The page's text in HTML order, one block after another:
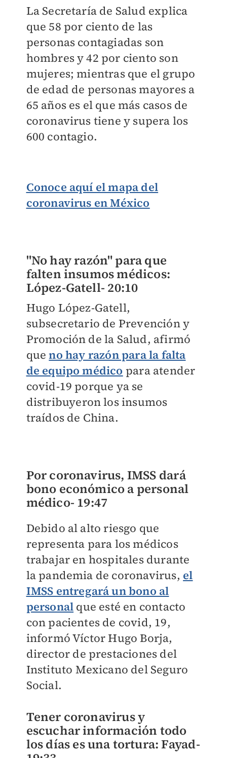
La Secretaría de Salud explica
que 58 por ciento de las
personas contagiadas son
hombres y 42 por ciento son
mujeres; mientras que el grupo
de edad de personas mayores a
65 años es el que más casos de
coronavirus tiene y supera los
600 contagio.
Conoce aquí el mapa del
coronavirus en México
"No hay razón" para que
falten insumos médicos:
López-Gatell- 20:10
Hugo López-Gatell,
subsecretario de Prevención y
Promoción de la Salud, afirmó
queno hay razón para la falta
de equipo médico para atender
covid-19 porque ya se
distribuyeron los insumos
traídos de China.
Por coronavirus, IMSS dará
bono económico a personal
médico- 19:47
Debido al alto riesgo que
representa para los médicos
trabajar en hospitales durante
la pandemia de coronavirus, el
IMSS entregará un bono al
personal que esté en contacto
con pacientes de covid, 19,
informó Víctor Hugo Borja,
director de prestaciones del
Instituto Mexicano del Seguro
Social.
Tener coronavirus y
escuchar información todo
los días es una tortura: Fayad-